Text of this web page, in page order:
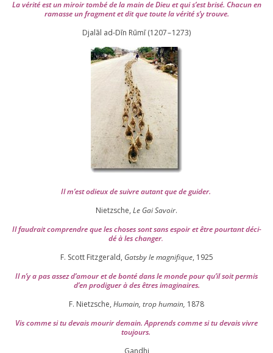
La véri­té est un miroir tom­bé de la main de Dieu et qui s’est bri­sé. Chacun en
ramasse un frag­ment et dit que toute la véri­té s’y trouve.
Djalāl ad-Dīn Rūmī (1207–1273)
Il m’est odieux de suivre autant que de gui­der.
Nietzsche, Le Gai Savoir.
Il fau­drait com­prendre que les choses sont sans espoir et être pour­tant déci­
dé à les chan­ger.
F. Scott Fitzgerald, Gatsby le magni­fique, 1925
Il n’y a pas assez d’a­mour et de bon­té dans le monde pour qu’il soit per­mis
d’en pro­di­guer à des êtres imaginaires.
F. Nietzsche, Humain, trop humain, 1878
Vis comme si tu devais mou­rir demain. Apprends comme si tu devais vivre
toujours.
Gandhi